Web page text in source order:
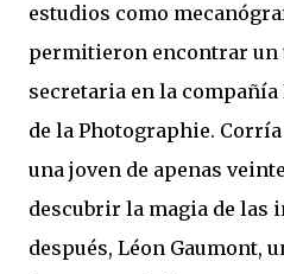
estudios como
permitieron encontrar un
secretaria en la
de la Photographie.
una joven de apenas
descubrir la magia de las
después, Léon Gaumont,